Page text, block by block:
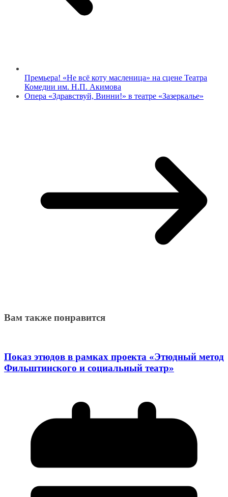
Премьера! «Не всё коту масленица» на сцене Театра
Комедии им. Н.П. Акимова
Опера «Здравствуй, Винни!» в театре «Зазеркалье»
Вам также понравится
Показ этюдов в рамках проекта «Этюдный метод
Фильштинского и социальный театр»